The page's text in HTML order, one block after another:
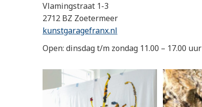
Vlamingstraat 1-3
2712 BZ Zoetermeer
kunstgaragefranx.nl
Open: dinsdag t/m zondag 11.00 – 17.00 uur